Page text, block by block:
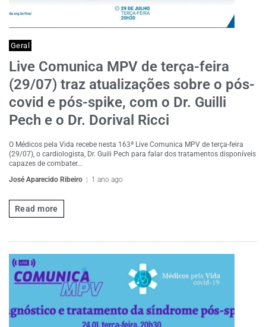
Geral
Live Comunica MPV de terça-feira
(29/07) traz atualizações sobre o pós-
covid e pós-spike, com o Dr. Guilli
Pech e o Dr. Dorival Ricci
O Médicos pela Vida recebe nesta 163ª Live Comunica MPV de terça-feira
(29/07), o cardiologista, Dr. Guili Pech para falar dos tratamentos disponíveis
capazes de combater...
José Aparecido Ribeiro
1 ano ago
Read more